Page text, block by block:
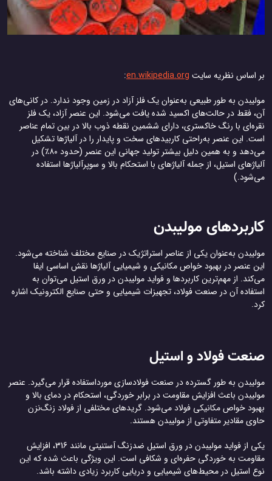
بر اساس نظریه سایت en.wikipedia.org
:
مولیبدن به طور طبیعی به‌عنوان یک فلز آزاد در زمین وجود ندارد. در کانی‌های
آن، فقط در حالت‌های اکسید شده یافت می‌شود. این عنصر آزاد، یک فلز
نقره‌ای با رنگ خاکستری، دارای ششمین نقطه ذوب بالا در بین تمام عناصر
است. این عنصر به‌راحتی کاربیدهای سخت و پایدار را در آلیاژها تشکیل
می‌دهد و به همین دلیل بیشتر تولید جهانی این عنصر (حدود ۸۰٪) در
آلیاژهای استیل، از جمله آلیاژهای با استحکام بالا و سوپرآلیاژها استفاده
می‌شود.)
کاربردهای مولیبدن
مولیبدن به‌عنوان یکی از عناصر استراتژیک در صنایع مختلف شناخته می‌شود.
این عنصر در بهبود خواص مکانیکی و شیمیایی آلیاژها نقش اساسی ایفا
می‌کند. از مهم‌ترین کاربردها و فواید مولیبدن در ورق استیل می‌توان به
استفاده آن در صنعت فولاد، تجهیزات شیمیایی و حتی صنایع الکترونیک اشاره
کرد.
صنعت فولاد و استیل
مولیبدن به طور گسترده در صنعت فولادسازی مورداستفاده قرار می‌گیرد. عنصر
مولیبدن باعث افزایش مقاومت در برابر خوردگی، استحکام در دمای بالا و
بهبود خواص مکانیکی فولاد می‌شود. گریدهای مختلفی از فولاد زنگ‌نزن
حاوی مقادیر متفاوتی از مولیبدن هستند.
یکی از فواید مولیبدن در ورق استیل ضدزنگ آستنیتی مانند 316، افزایش
مقاومت به خوردگی حفره‌ای و شکافی است. این ویژگی‌ باعث شده که این
نوع استیل در محیط‌های شیمیایی و دریایی کاربرد زیادی داشته باشد.